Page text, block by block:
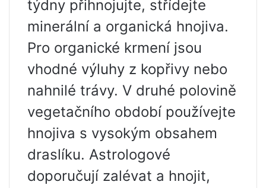
týdny přihnojujte, střídejte
minerální a organická hnojiva.
Pro organické krmení jsou
vhodné výluhy z kopřivy nebo
nahnilé trávy. V druhé polovině
vegetačního období používejte
hnojiva s vysokým obsahem
draslíku. Astrologové
doporučují zalévat a hnojit,